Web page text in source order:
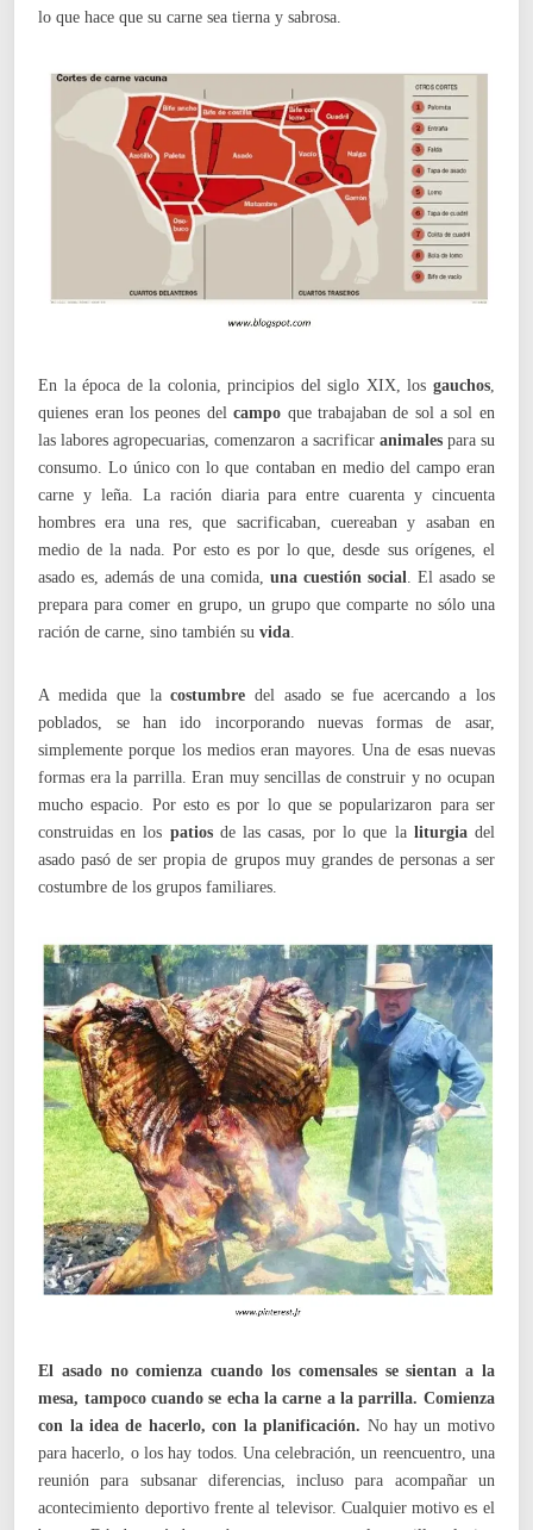
lo que hace que su carne sea tierna y sabrosa.
En la época de la colonia, principios del siglo XIX, los gauchos,
quienes eran los peones delcampo que trabajaban de sol a sol en
las labores agropecuarias, comenzaron a sacrificar animalespara su
consumo. Lo único con lo que contaban en medio del campo eran
carne y leña. La ración diaria para entre cuarenta y cincuenta
hombres era una res, que sacrificaban, cuereaban y asaban en
medio de la nada. Por esto es por lo que, desde sus orígenes, el
asado es, además de una comida, una cuestión social. El asado se
prepara para comer en grupo, un grupo que comparte no sólo una
ración de carne, sino también suvida.
A medida que lacostumbre del asado se fue acercando a los
poblados, se han ido incorporando nuevas formas de asar,
simplemente porque los medios eran mayores. Una de esas nuevas
formas era la parrilla. Eran muy sencillas de construir y no ocupan
mucho espacio. Por esto es por lo que se popularizaron para ser
construidas en los patiosde las casas, por lo que la liturgiadel
asado pasó de ser propia de grupos muy grandes de personas a ser
costumbre de los grupos familiares.
El asado no comienza cuando los comensales se sientan a la
mesa, tampoco cuando se echa la carne a la parrilla. Comienza
con la idea de hacerlo, con la planificación. No hay un motivo
para hacerlo, o los hay todos. Una celebración, un reencuentro, una
reunión para subsanar diferencias, incluso para acompañar un
acontecimiento deportivo frente al televisor. Cualquier motivo es el